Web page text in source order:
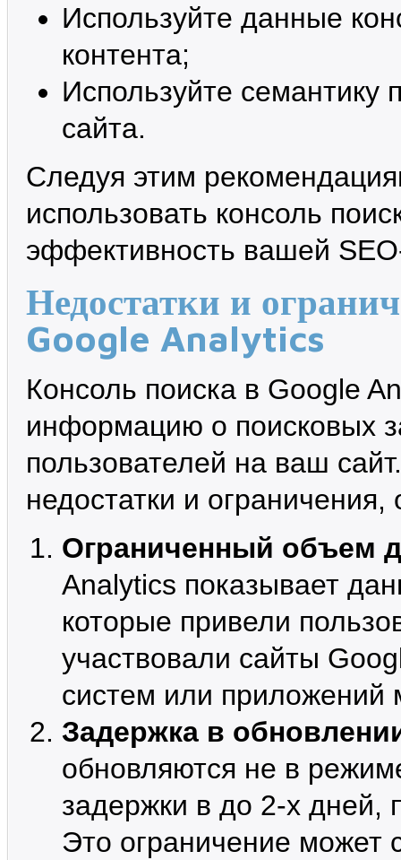
Используйте данные
контента;
Используйте семантику
сайта.
Следуя этим
использовать консоль
эффективность вашей
Недостатки и
Google Analytics
Консоль поиска в Google
информацию о поисковых
пользователей на ваш
недостатки и ограничения,
Ограниченный объем
Analytics показывает
которые привели
участвовали сайты
систем или приложений
Задержка в
обновляются не в
задержки в до 2-х дней,
Это ограничение может